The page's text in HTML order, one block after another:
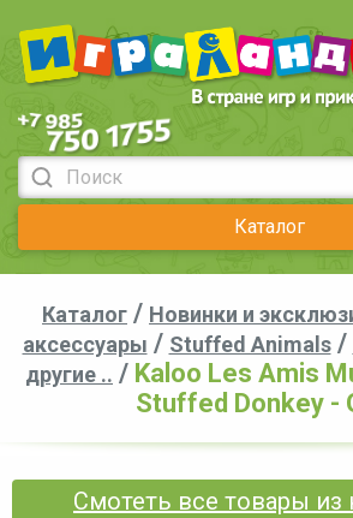
Каталог
Каталог / Новинки и
аксессуары / Stuffed Animals/
другие .. / Kaloo Les Amis
Stuffed Donkey -
Смотеть все товары из